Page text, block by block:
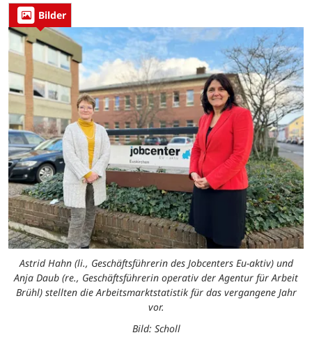
Bilder
Astrid Hahn (li., Geschäftsführerin des Jobcenters Eu-aktiv) und
Anja Daub (re., Geschäftsführerin operativ der Agentur für Arbeit
Brühl) stellten die Arbeitsmarktstatistik für das vergangene Jahr
vor.
Bild: Scholl